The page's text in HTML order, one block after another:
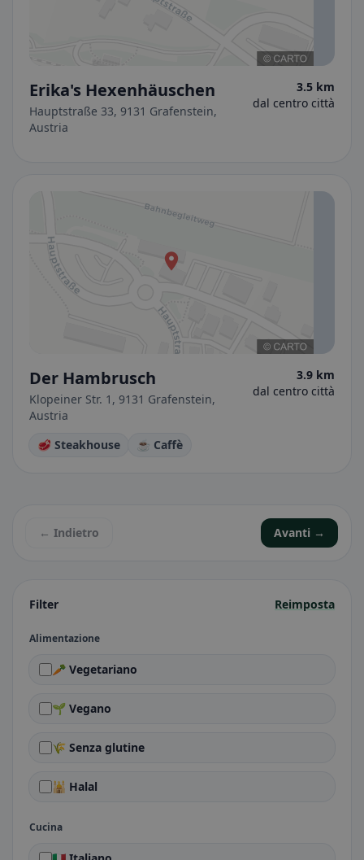
Filter Reimposta
Alimentazione
🥕 Vegetariano
🌱 Vegano
🌾 Senza glutine
🕌 Halal
Cucina
Erika's Hexenhäuschen
Hauptstraße 33, 9131 Grafenstein,
Austria
3.5 km
dal centro città
Der Hambrusch
Klopeiner Str. 1, 9131 Grafenstein,
Austria
3.9 km
dal centro città
🥩 Steakhouse ☕ Caffè
← Indietro Avanti →